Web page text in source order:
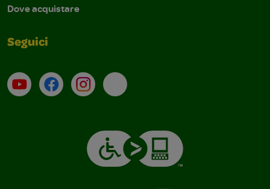
Dove acquistare
Seguici
Su YouTube
ContattiProfilo Instagram
Email